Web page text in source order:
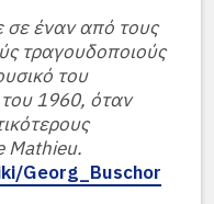
σε έναν από τους
τραγουδοποιούς
του
1960, όταν
Mathieu.
Georg_Buschor